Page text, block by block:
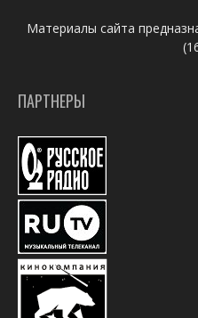
Материалы сайта
ПАРТНЕРЫ